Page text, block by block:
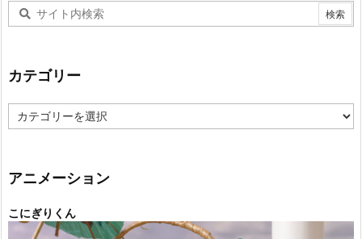
カテゴリー
テ
ー
アニメーション
こにぎりくん